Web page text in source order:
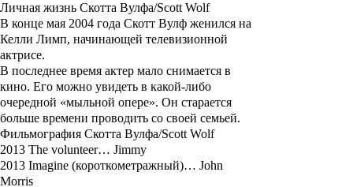
Личная жизнь Скотта Вулфа/Scott Wolf
В конце мая 2004 года Скотт Вулф женился на
Келли Лимп, начинающей телевизионной
актрисе.
В последнее время актер мало снимается в
кино. Его можно увидеть в какой-либо
очередной «мыльной опере». Он старается
больше времени проводить со своей семьей.
Фильмография Скотта Вулфа/Scott Wolf
2013 The volunteer… Jimmy
2013 Imagine (короткометражный)… John
Morris